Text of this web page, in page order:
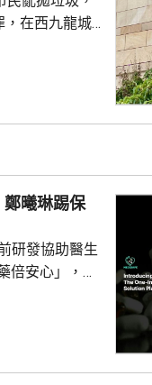
，在西九龍城
境衞生辦事處
通緝和拘捕。
鄭曦琳踢保
研發協助醫生
倍安心」，去
害，被警方拘